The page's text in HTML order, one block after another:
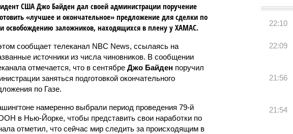
США Джо Байден дал своей администрации поручение
«лучшее и окончательное» предложение для сделки по
и освобождению заложников, находящихся в плену у ХАМАС.
сообщает телеканал NBC News, ссылаясь на
источники из числа чиновников. В сообщении
отмечается, что в сентябре Джо Байден поручил
заняться подготовкой окончательного
по Газе.
намеренно выбрали период проведения 79-й
в Нью-Йорке, чтобы представить свои наработки по
отметил, что сейчас мир следить за происходящим в
22:10
22:09
21:56
21:54